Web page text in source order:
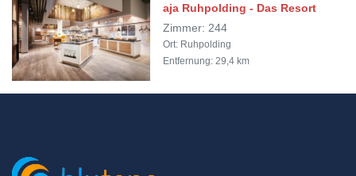
aja Ruhpolding - Das Resort
Zimmer: 244
Ort: Ruhpolding
Entfernung: 29,4 km